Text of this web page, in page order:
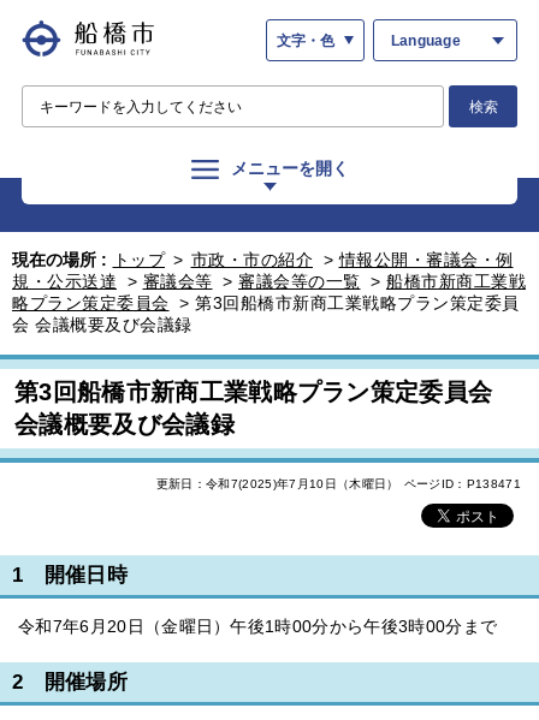
文字・色 Language
検索
メニューを開く
現在の場所 : トップ > 市政・市の紹介 >情報公開・審議会・例
規・公示送達
> 審議会等 > 審議会等の一覧 > 船橋市新商工業戦
略プラン策定委員会 > 第3回船橋市新商工業戦略プラン策定委員
会 会議概要及び会議録
第3回船橋市新商工業戦略プラン策定委員会
会議概要及び会議録
更新日：令和7(2025)年7月10日（木曜日） ページID：P138471
1 開催日時
令和7年6月20日（金曜日）午後1時00分から午後3時00分まで
2 開催場所